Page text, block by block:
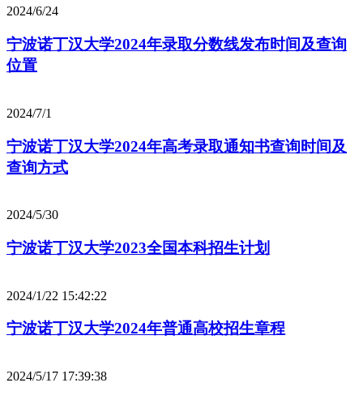
2024/6/24
宁波诺丁汉大学2024年录取分数线发布时间及查询
位置
2024/7/1
宁波诺丁汉大学2024年高考录取通知书查询时间及
查询方式
2024/5/30
宁波诺丁汉大学2023全国本科招生计划
2024/1/22 15:42:22
宁波诺丁汉大学2024年普通高校招生章程
2024/5/17 17:39:38